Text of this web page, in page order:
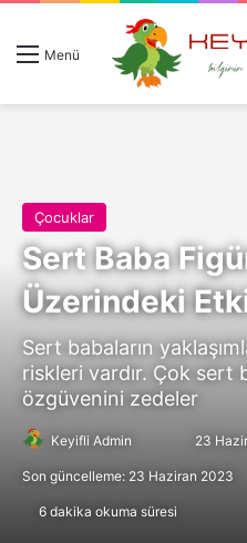
Menü
Çocuklar
Sert Baba
Üzerindeki
Sert babaların
riskleri vardır. Çok sert
özgüvenini zedeler
Keyifli Admin
göndermek
23
Son güncelleme: 23 Haziran 2023
6 dakika okuma süresi